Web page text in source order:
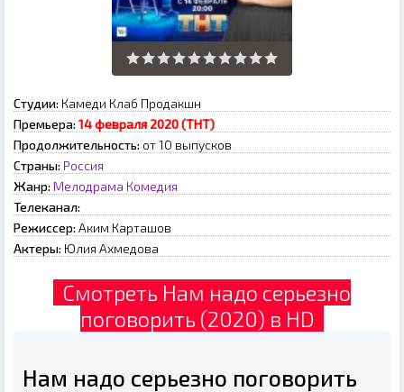
Студии: Камеди Клаб Продакшн
Премьера: 14 февраля 2020 (ТНТ)
Продолжительность: от 10 выпусков
Страны: Россия
Жанр: Мелодрама Комедия
Телеканал:
Режиссер: Аким Карташов
Актеры: Юлия Ахмедова
Смотреть Нам надо серьезно
поговорить (2020) в HD
Нам надо серьезно поговорить